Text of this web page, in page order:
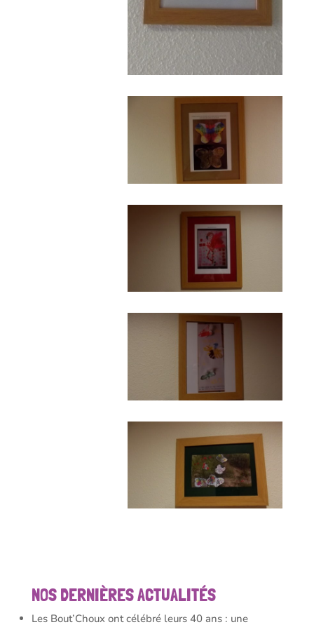
NOS DERNIÈRES ACTUALITÉS
Les Bout’Choux ont célébré leurs 40 ans : une